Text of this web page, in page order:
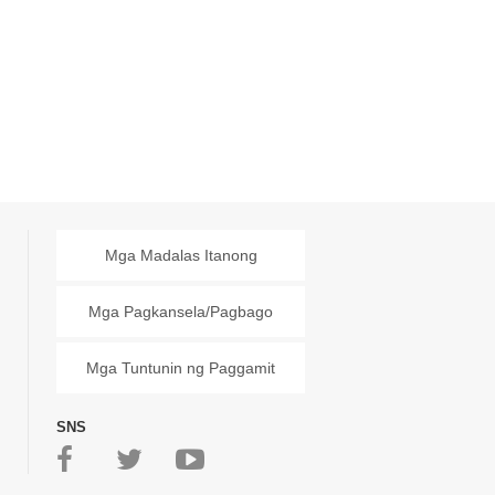
Mga Madalas Itanong
Mga Pagkansela/Pagbago
Mga Tuntunin ng Paggamit
SNS